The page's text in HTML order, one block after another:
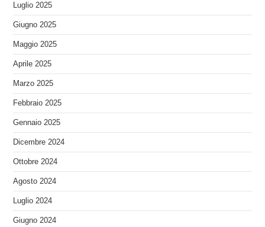
Luglio 2025
Giugno 2025
Maggio 2025
Aprile 2025
Marzo 2025
Febbraio 2025
Gennaio 2025
Dicembre 2024
Ottobre 2024
Agosto 2024
Luglio 2024
Giugno 2024